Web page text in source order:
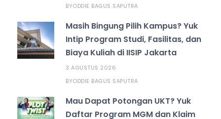
BYODDIE BAGUS SAPUTRA
Masih Bingung Pilih Kampus? Yuk
Intip Program Studi, Fasilitas, dan
Biaya Kuliah di IISIP Jakarta
3 AGUSTUS 2026
BYODDIE BAGUS SAPUTRA
Mau Dapat Potongan UKT? Yuk
Daftar Program MGM dan Klaim